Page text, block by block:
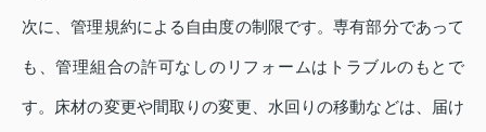
次に、管理規約による自由度の制限です。専有部分であって
も、管理組合の許可なしのリフォームはトラブルのもとで
す。床材の変更や間取りの変更、水回りの移動などは、届け